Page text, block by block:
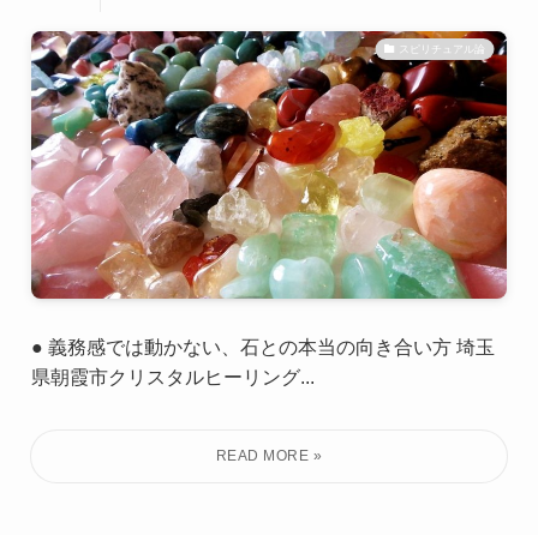
スピリチュアル論
● 義務感では動かない、石との本当の向き合い方 埼玉
県朝霞市クリスタルヒーリング...